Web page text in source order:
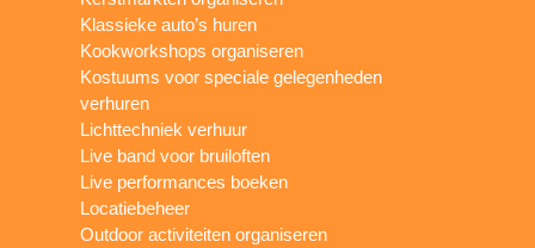
Klassieke auto’s huren
Kookworkshops organiseren
Kostuums voor speciale gelegenheden
verhuren
Lichttechniek verhuur
Live band voor bruiloften
Live performances boeken
Locatiebeheer
Outdoor activiteiten organiseren